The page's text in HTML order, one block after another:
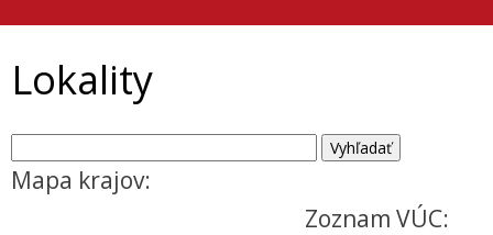
Lokality
Mapa krajov:
Zoznam VÚC: